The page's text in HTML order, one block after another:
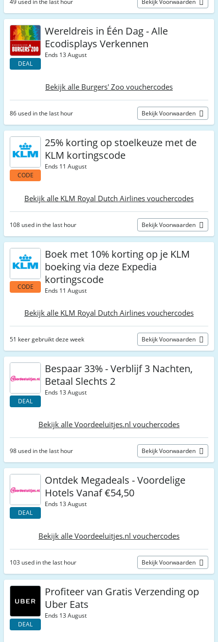
49 used in the last hour Bekijk Voorwaarden
DEAL
Wereldreis in Één Dag - Alle
Ecodisplays Verkennen
Ends 13 August
Bekijk alle Burgers' Zoo vouchercodes
86 used in the last hour Bekijk Voorwaarden
CODE
25% korting op stoelkeuze met de
KLM kortingscode
Ends 11 August
Bekijk alle KLM Royal Dutch Airlines vouchercodes
108 used in the last hour Bekijk Voorwaarden
CODE
Boek met 10% korting op je KLM
boeking via deze Expedia
kortingscode
Ends 11 August
Bekijk alle KLM Royal Dutch Airlines vouchercodes
51 keer gebruikt deze week Bekijk Voorwaarden
DEAL
Bespaar 33% - Verblijf 3 Nachten,
Betaal Slechts 2
Ends 13 August
Bekijk alle Voordeeluitjes.nl vouchercodes
98 used in the last hour Bekijk Voorwaarden
DEAL
Ontdek Megadeals - Voordelige
Hotels Vanaf €54,50
Ends 13 August
Bekijk alle Voordeeluitjes.nl vouchercodes
103 used in the last hour Bekijk Voorwaarden
DEAL
Profiteer van Gratis Verzending op
Uber Eats
Ends 13 August